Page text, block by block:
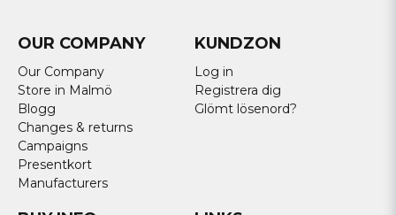
OUR COMPANY
Our Company
Store in Malmö
Blogg
Changes & returns
Campaigns
Presentkort
Manufacturers
KUNDZON
Log in
Registrera dig
Glömt lösenord?